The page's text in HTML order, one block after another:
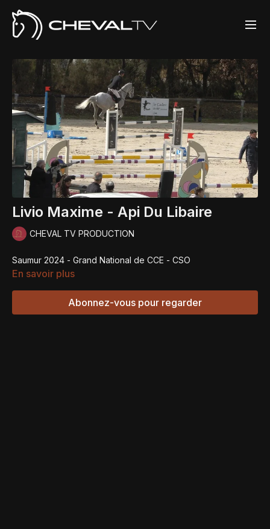
Livio Maxime - Api Du Libaire
CHEVAL TV PRODUCTION
Saumur 2024 - Grand National de CCE - CSO
En savoir plus
Abonnez-vous pour regarder